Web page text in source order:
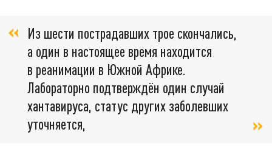
Из шести пострадавших трое скончались,
а один в настоящее время находится
в реанимации в Южной Африке.
Лабораторно подтверждён один случай
хантавируса, статус других заболевших
уточняется,